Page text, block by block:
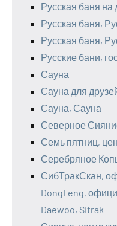
Русская баня на
Русская баня,
Русская баня,
Русские бани,
Сауна
Сауна для
Сауна, Сауна
Северное
Семь пятниц,
Серебряное
СибТракСкан,
DongFeng,
Daewoo, Sitrak